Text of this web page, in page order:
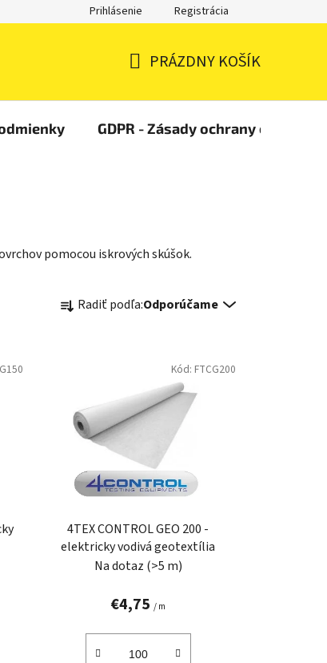
Prihlásenie Registrácia
KOŠÍK
PRÁZDNY KOŠÍK
GDPR - Zásady ochrany
pomocou iskrových skúšok.
a
u
k
Radiť podľa:Odporúčame
4TEX CONTROL GEO 200 -
elektricky vodivá geotextília
Na dotaz (>5 m)
€4,75 / m
Kód: FTCG200